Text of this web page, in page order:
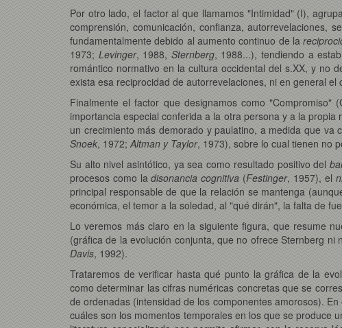
Por otro lado, el factor al que llamamos "Intimidad" (I),
comprensión, comunicación, confianza,
fundamentalmente debido al aumento continuo de la
1973; Levinger, 1988, Sternberg, 1988...), tendiendo a
romántico normativo en la cultura occidental del s.XX, y no
exista esa reciprocidad de autorrevelaciones, ni en general
Finalmente el factor que designamos como
importancia especial conferida a la otra persona y a la
un crecimiento más demorado y paulatino, a medida que va
Snoek, 1972; Altman y Taylor, 1973), sobre lo cual tienen no
Su alto nivel asintótico, ya sea como resultado positivo del
procesos como ladisonancia cognitiva (Festinger, 1957), el
principal responsable de que la relación se mantenga
económica, el temor a la soledad, al "qué dirán", la falta de
Lo veremos más claro en la siguiente figura, que resume
(gráfica de la evolución conjunta, que no ofrece Sternberg
Davis, 1992).
Trataremos de verificar hasta qué punto la gráfica de la
como determinar las cifras numéricas concretas que se
de ordenadas (intensidad de los componentes amorosos).
cuáles son los momentos temporales en los que se produce